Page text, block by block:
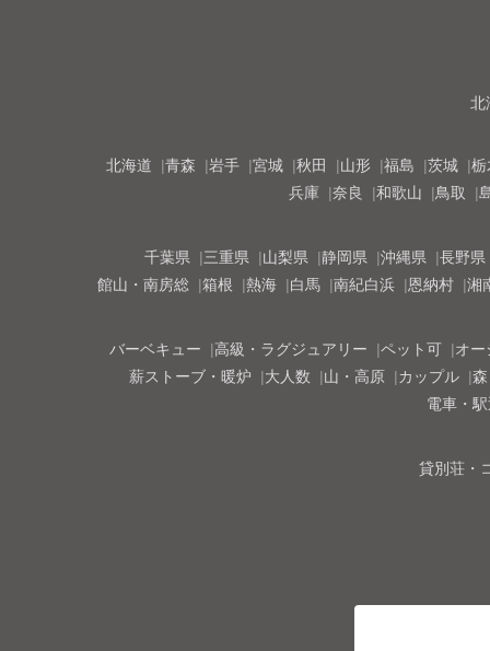
北
北海道 青森 岩手 宮城 秋田 山形 福島 茨城 栃
兵庫
奈良 和歌山 鳥取
千葉県 三重県 山梨県 静岡県 沖縄県 長野県
館山・南房総
箱根 熱海 白馬 南紀白浜 恩納村 湘
バーベキュー 高級・ラグジュアリー ペット可 オー
薪ストーブ・暖炉
大人数 山・高原 カップル
電車・駅
貸別荘・